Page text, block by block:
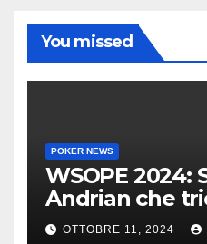
You missed
POKER NEWS
WSOPE 2024:
Andrian che
event al King’s
OTTOBRE 11, 2024